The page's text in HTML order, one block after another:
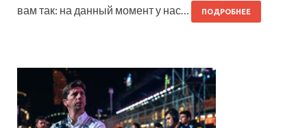
вам так: на данный момент у нас…
ПОДРОБНЕЕ